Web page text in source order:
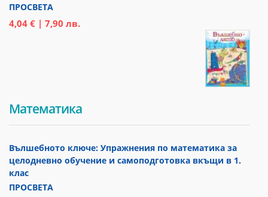
ПРОСВЕТА
4,04 € | 7,90 лв.
Математика
Вълшебното ключе: Упражнения по математика за
целодневно обучение и самоподготовка вкъщи в 1.
клас
ПРОСВЕТА